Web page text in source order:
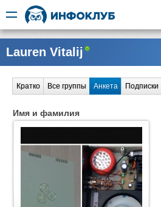
Lauren Vitalij
Кратко Все группы Анкета Подписки
Имя и фамилия